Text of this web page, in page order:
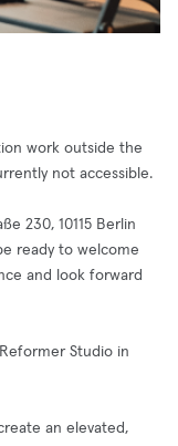
work outside the
not accessible.
230, 10115 Berlin
ready to welcome
and look forward
Studio in
an elevated,